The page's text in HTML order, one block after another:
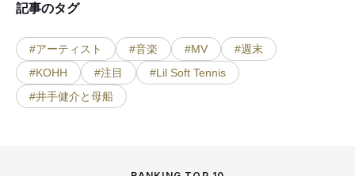
記事のタグ
#アーティスト #音楽 #MV
#週末
#KOHH
#注目
#Lil Soft Tennis
#井手健介と母船